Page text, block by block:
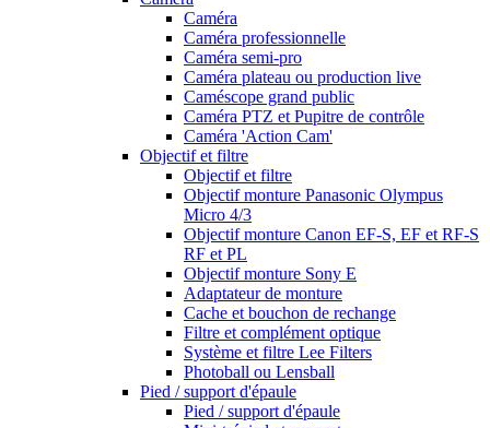
Caméra
Caméra professionnelle
Caméra semi-pro
Caméra plateau ou production live
Caméscope grand public
Caméra PTZ et Pupitre de contrôle
Caméra 'Action Cam'
Objectif et filtre
Objectif et filtre
Objectif monture Panasonic Olympus
Micro 4/3
Objectif monture Canon EF-S, EF et RF-S
RF et PL
Objectif monture Sony E
Adaptateur de monture
Cache et bouchon de rechange
Filtre et complément optique
Système et filtre Lee Filters
Photoball ou Lensball
Pied / support d'épaule
Pied / support d'épaule